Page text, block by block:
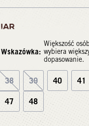
Wskazówka:
Większość
wybiera
dopasowanie.
38 39 40 41
47 48